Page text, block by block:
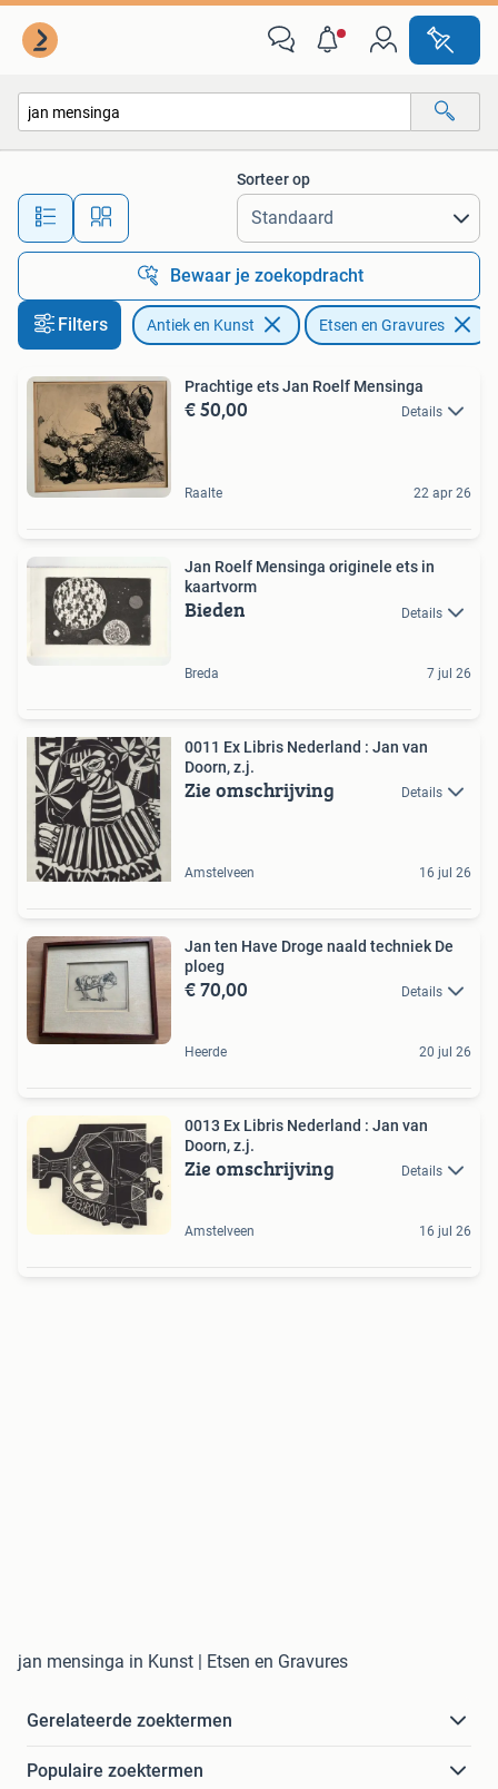
Alle afstanden…
Sorteer op
Bewaar je zoekopdracht
Filters Antiek en Kunst Etsen en Gravures
Prachtige ets Jan Roelf Mensinga
€ 50,00 Details
Raalte 22 apr 26
Jan Roelf Mensinga originele ets in
kaartvorm
Bieden Details
Breda 7 jul 26
0011 Ex Libris Nederland : Jan van
Doorn, z.j.
Zie omschrijving Details
Amstelveen 16 jul 26
Jan ten Have Droge naald techniek De
ploeg
€ 70,00 Details
Heerde 20 jul 26
0013 Ex Libris Nederland : Jan van
Doorn, z.j.
Zie omschrijving Details
Amstelveen 16 jul 26
jan mensinga in Kunst | Etsen en Gravures
Gerelateerde zoektermen
Populaire zoektermen